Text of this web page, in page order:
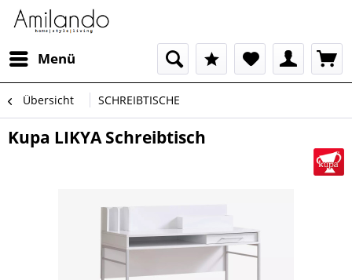
Menü
Übersicht SCHREIBTISCHE
Kupa LIKYA Schreibtisch